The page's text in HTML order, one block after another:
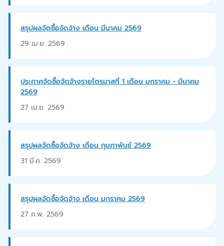
สรุปผลจัดซื้อจัดจ้าง เดือน มีนาคม 2569
29 เม.ย. 2569
ประกาศจัดซื้อจัดจ้างรายไตรมาสที่ 1 เดือน มกราคม - มีนาคม
2569
27 เม.ย. 2569
สรุปผลจัดซื้อจัดจ้าง เดือน กุมภาพันธ์ 2569
31 มี.ค. 2569
สรุปผลจัดซื้อจัดจ้าง เดือน มกราคม 2569
27 ก.พ. 2569